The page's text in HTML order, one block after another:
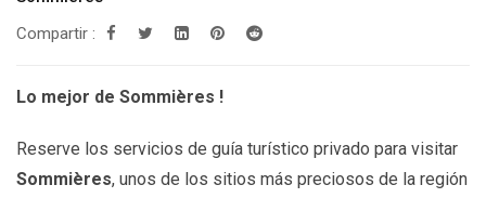
199.00€
Compartir :
Lo mejor de Sommières !
Reserve los servicios de guía turístico privado para visitar
Sommières, unos de los sitios más preciosos de la región